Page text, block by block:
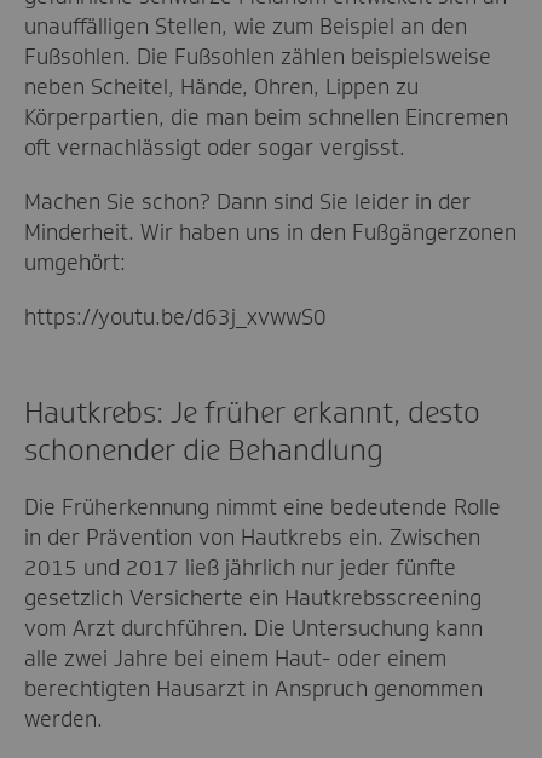
unauffälligen Stellen, wie zum Beispiel an den
Fußsohlen. Die Fußsohlen zählen beispielsweise
neben Scheitel, Hände, Ohren, Lippen zu
Körperpartien, die man beim schnellen Eincremen
oft vernachlässigt oder sogar vergisst.
Machen Sie schon? Dann sind Sie leider in der
Minderheit. Wir haben uns in den Fußgängerzonen
umgehört:
https://youtu.be/d63j_xvwwS0
Hautkrebs: Je früher erkannt, desto
schonender die Behandlung
Die Früherkennung nimmt eine bedeutende Rolle
in der Prävention von Hautkrebs ein. Zwischen
2015 und 2017 ließ jährlich nur jeder fünfte
gesetzlich Versicherte ein Hautkrebsscreening
vom Arzt durchführen. Die Untersuchung kann
alle zwei Jahre bei einem Haut- oder einem
berechtigten Hausarzt in Anspruch genommen
werden.